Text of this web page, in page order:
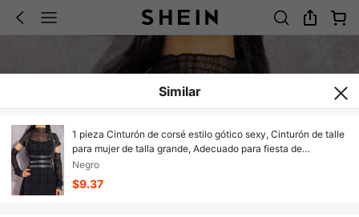
Similar
1 pieza Cinturón de corsé estilo gótico sexy, Cinturón de talle
para mujer de talla grande, Adecuado para fiesta de
Halloween, Cosplay
Negro
$9.37